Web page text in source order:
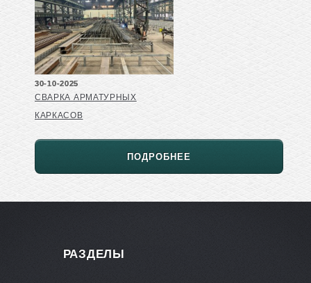
30-10-2025
СВАРКА АРМАТУРНЫХ
КАРКАСОВ
ПОДРОБНЕЕ
РАЗДЕЛЫ